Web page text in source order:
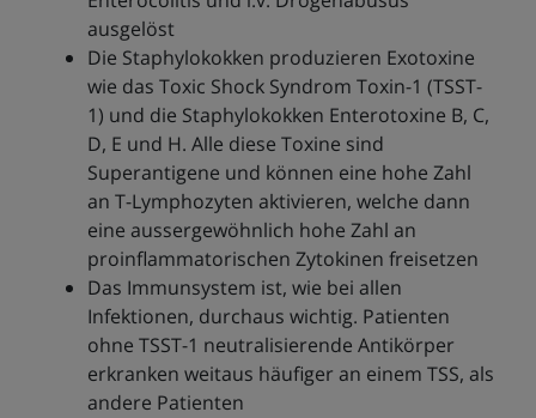
ausgelöst
Die Staphylokokken produzieren Exotoxine
wie das Toxic Shock Syndrom Toxin-1 (TSST-
1) und die Staphylokokken Enterotoxine B, C,
D, E und H. Alle diese Toxine sind
Superantigene und können eine hohe Zahl
an T-Lymphozyten aktivieren, welche dann
eine aussergewöhnlich hohe Zahl an
proinflammatorischen Zytokinen freisetzen
Das Immunsystem ist, wie bei allen
Infektionen, durchaus wichtig. Patienten
ohne TSST-1 neutralisierende Antikörper
erkranken weitaus häufiger an einem TSS, als
andere Patienten